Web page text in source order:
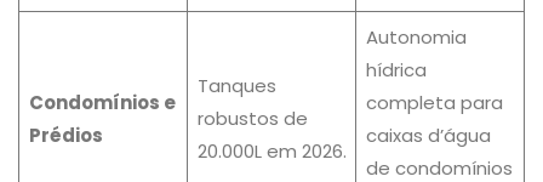
Condomínios e
Prédios
Tanques
robustos de
20.000L em 2026.
Autonomia
hídrica
completa para
caixas d’água
de condomínios